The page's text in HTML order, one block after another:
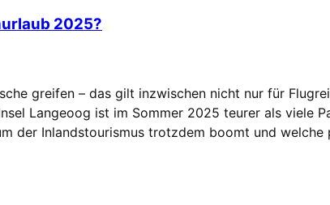
2025?
greifen – das gilt inzwischen nicht nur für
Langeoog ist im Sommer 2025 teurer als viele
der Inlandstourismus trotzdem boomt und